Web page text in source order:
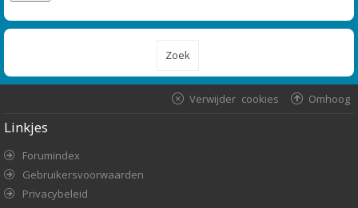
Omhoog
Verwijder cookies
Linkjes
Forumindex
Gebruikersvoorwaarden
Privacybeleid